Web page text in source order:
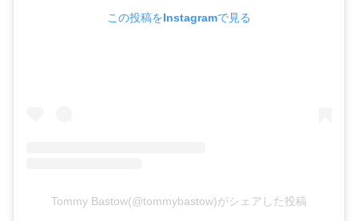
この投稿をInstagramで見る
Tommy Bastow(@tommybastow)がシェアした投稿